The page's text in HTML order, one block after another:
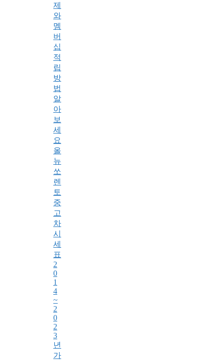
제
와
멤
버
십
적
립
방
법
알
아
보
세
요
올
뉴
쏘
렌
토
중
고
차
시
세
표
2
0
1
4
~
2
0
2
3
년
가